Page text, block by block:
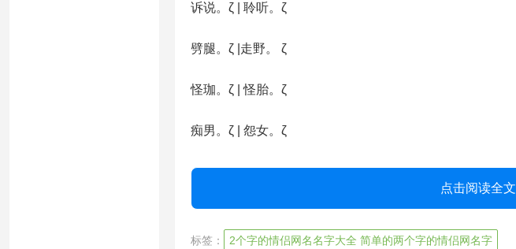
诉说。ζ | 聆听。ζ
劈腿。ζ |走野。 ζ
怪珈。ζ | 怪胎。ζ
痴男。ζ | 怨女。ζ
点击阅读全文
标签： 2个字的情侣网名名字大全 简单的两个字的情侣网名字